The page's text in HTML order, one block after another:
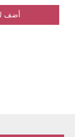
أضف